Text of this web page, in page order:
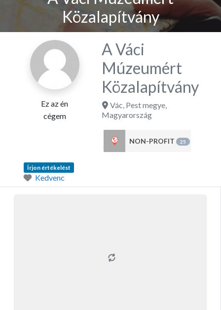
Közalapítvány
Ez az én
cégem
A Váci
Múzeumért
Közalapítvány
Vác, Pest megye,
Magyarország
NON-PROFIT 25
Írjon értékelést
Kedvenc